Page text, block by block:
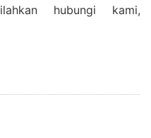
hubungi kami,